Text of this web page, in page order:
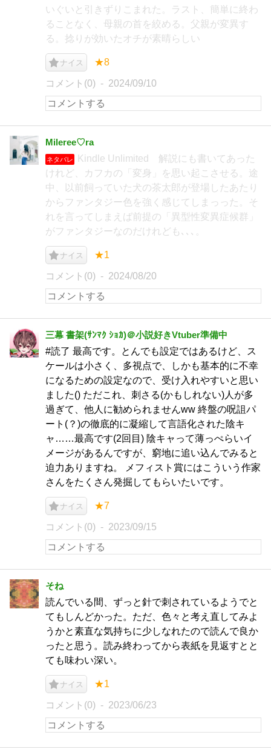
いぐいと引きずりこまれた。ラスト、簡単に終わ
ることなく、母親の首を絞める。父親が変異す
る。捻りが効いたオチが素晴らしい
ナイス ★8
コメント(0) 2024/09/10
Mileree♡ra
ネタバレ
Kindle Unlimited 解説にも書いてあった
けれど、カフカの「変身」を思い起こさせる。途
中、以前飼っていた犬の茶太郎が登場したあたり
からファンタジー色を強く感じてしまっった。そ
れを言ってしまえば前提の「異型性変異症候群」
がファンタジーなのだけれども､､､。
ナイス ★1
コメント(0) 2024/08/20
三幕 書架(ｻﾝﾏｸ ｼｮｶ)＠小説好きVtuber準備中
#読了 最高です。とんでも設定ではあるけど、ス
ケールは小さく、多視点で、しかも基本的に不幸
になるための設定なので、受け入れやすいと思い
ました() ただこれ、刺さる(かもしれない)人が多
過ぎて、他人に勧められませんww 終盤の呪詛パ
ート(？)の徹底的に凝縮して言語化された陰キ
ャ……最高です(2回目) 陰キャって薄っぺらいイ
メージがあるんですが、窮地に追い込んでみると
迫力ありますね。 メフィスト賞にはこういう作家
さんをたくさん発掘してもらいたいです。
ナイス ★7
コメント(0) 2023/09/15
そね
読んでいる間、ずっと針で刺されているようでと
てもしんどかった。ただ、色々と考え直してみよ
うかと素直な気持ちに少しなれたので読んで良か
ったと思う。読み終わってから表紙を見返すとと
ても味わい深い。
ナイス ★1
コメント(0) 2023/06/23